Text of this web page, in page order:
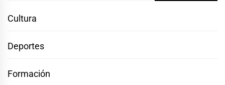
Cultura
Deportes
Formación